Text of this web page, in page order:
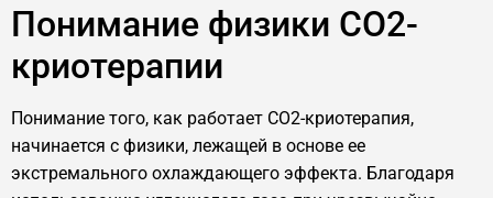
Понимание физики CO2-
криотерапии
Понимание того, как работает CO2-криотерапия,
начинается с физики, лежащей в основе ее
экстремального охлаждающего эффекта. Благодаря